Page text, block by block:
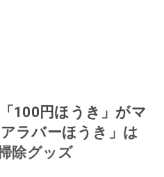
100円ほうき」がマ
ラバーほうき」は
除グッズ